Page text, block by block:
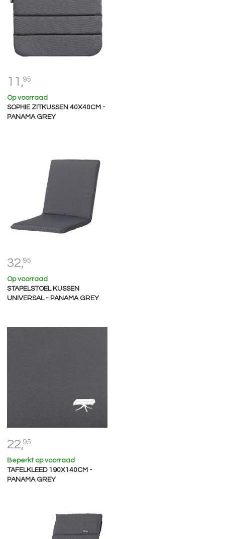
11,95
Op voorraad
SOPHIE ZITKUSSEN 40X40CM -
PANAMA GREY
32,95
Op voorraad
STAPELSTOEL KUSSEN
UNIVERSAL - PANAMA GREY
22,95
Beperkt op voorraad
TAFELKLEED 190X140CM -
PANAMA GREY